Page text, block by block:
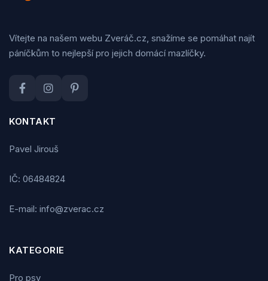
Vítejte na našem webu Zveráč.cz, snažíme se pomáhat najít
páníčkům to nejlepší pro jejich domácí mazlíčky.
KONTAKT
Pavel Jirouš
IČ: 06484824
E-mail: info@zverac.cz
KATEGORIE
Pro psy